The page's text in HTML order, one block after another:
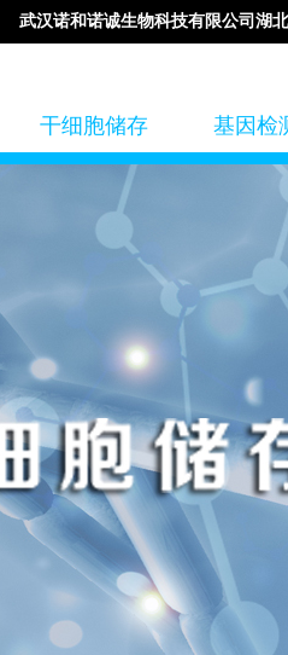
武汉诺和诺诚生物科技有限公司湖
干细胞储存 基因检